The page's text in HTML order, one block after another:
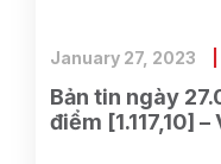
Bản tin ngày
điểm [1.117,10] –
January 27, 2023